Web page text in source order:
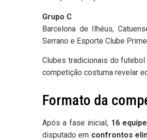
Grupo C
Barcelona de Ilhéus,
Serrano e Esporte Clube
Clubes tradicionais do
competição costuma revelar
Formato da
Após a fase inicial, 16
disputado em confrontos